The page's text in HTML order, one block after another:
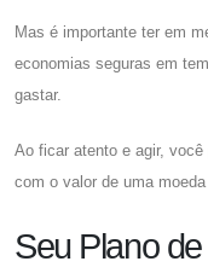
Mas é importante ter em
economias seguras em
gastar.
Ao ficar atento e agir,
com o valor de uma
Seu Plano